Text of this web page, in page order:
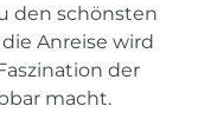
den schönsten
Anreise wird
der
macht.